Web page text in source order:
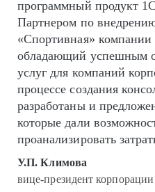
программный продукт
Партнером по
«Спортивная»
обладающий успешным
услуг для компаний
процессе создания
разработаны и
которые дали
проанализировать
У.П. Климова
вице-президент